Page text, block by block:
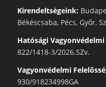
Kirendeltségeink:
Békéscsaba, Pécs, Győr,
Hatósági
822/1418-3/2026.SZv.
Vagyonvédelmi
930/918234998GA